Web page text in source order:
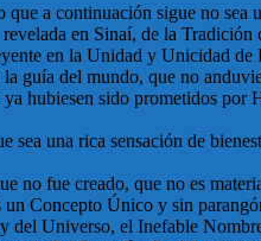
a continuación sigue no
en Sinaí, de la Tradición
en la Unidad y Unicidad
guía del mundo, que no
hubiesen sido prometidos
una rica sensación de
fue creado, que no es
Concepto Único y sin
Universo, el Inefable